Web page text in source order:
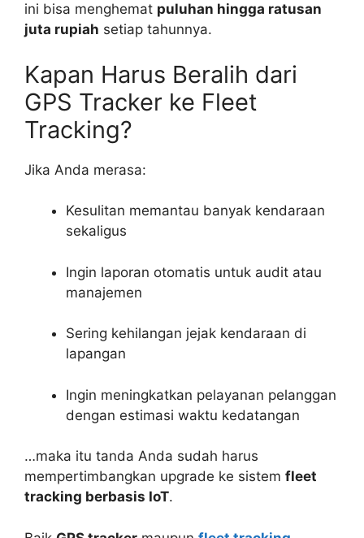
ini bisa menghemat puluhan hingga ratusan
juta rupiah setiap tahunnya.
Kapan Harus Beralih dari
GPS Tracker ke Fleet
Tracking?
Jika Anda merasa:
Kesulitan memantau banyak kendaraan
sekaligus
Ingin laporan otomatis untuk audit atau
manajemen
Sering kehilangan jejak kendaraan di
lapangan
Ingin meningkatkan pelayanan pelanggan
dengan estimasi waktu kedatangan
…maka itu tanda Anda sudah harus
mempertimbangkan upgrade ke sistem fleet
tracking berbasis IoT.